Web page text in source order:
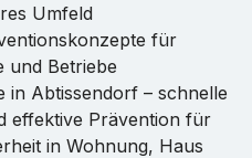
Umfeld
für
und Betriebe
in Abtissendorf – schnelle
effektive Prävention für
in Wohnung, Haus